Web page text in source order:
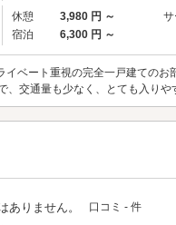
休憩 3,980 円 ～ サ
宿泊
6,300 円 ～
ベート重視の完全一戸建ての
交通量も少なく、とても入りや
ありません。 口コミ - 件